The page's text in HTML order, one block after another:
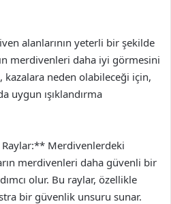
alanlarının yeterli bir şekilde
merdivenleri daha iyi görmesini
kazalara neden olabileceği için,
uygun ışıklandırma
Merdivenlerdeki
merdivenleri daha güvenli bir
olur. Bu raylar, özellikle
bir güvenlik unsuru sunar.